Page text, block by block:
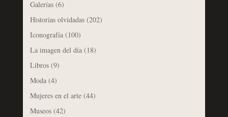
Galerías(6)
Historias olvidadas(202)
Iconografía(100)
La imagen del día(18)
Libros(9)
Moda(4)
Mujeres en el arte(44)
Museos(42)